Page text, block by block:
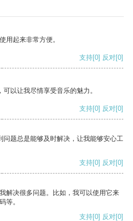
用起来非常方便。
支持[0] 反对[0]
以让我尽情享受音乐的魅力。
支持[0] 反对[0]
问题总是能够及时解决，让我能够安心工
支持[0] 反对[0]
解决很多问题。比如，我可以使用它来
等。
支持[0] 反对[0]